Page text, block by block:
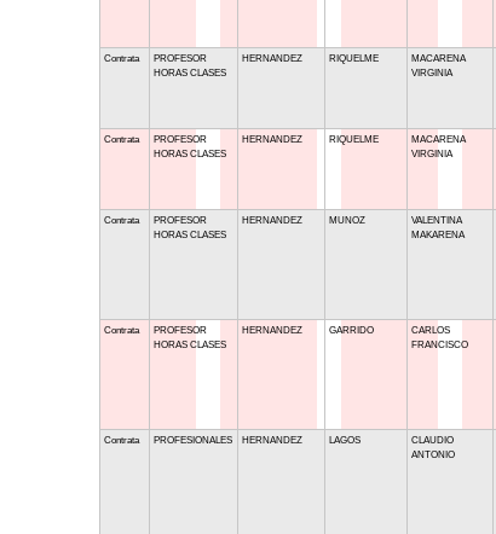
Contrata
PROFESOR
HORAS CLASES
HERNANDEZ RIQUELME
MACARENA
VIRGINIA
Contrata
PROFESOR
HORAS CLASES
HERNANDEZ RIQUELME
MACARENA
VIRGINIA
Contrata
PROFESOR
HORAS CLASES
HERNANDEZ MUNOZ
VALENTINA
MAKARENA
Contrata
PROFESOR
HORAS CLASES
HERNANDEZ GARRIDO
CARLOS
FRANCISCO
Contrata PROFESIONALES HERNANDEZ LAGOS
CLAUDIO
ANTONIO